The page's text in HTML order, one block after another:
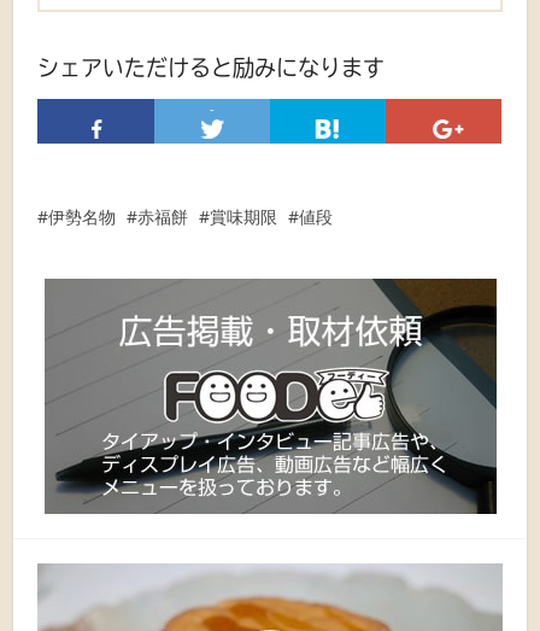
シェアいただけると励みになります
-
伊勢名物 赤福餅 賞味期限 値段